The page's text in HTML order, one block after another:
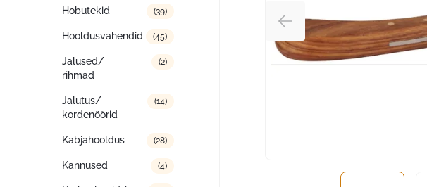
Hobutekid (39)
Hooldusvahendid (45)
Jalused/
rihmad
(2)
Jalutus/
kordenöörid
(14)
Kabjahooldus (28)
Kannused (4)